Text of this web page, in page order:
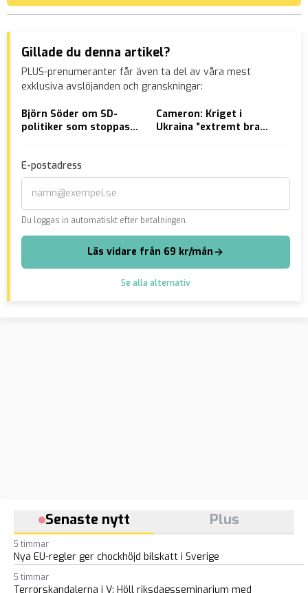
Gillade du denna artikel?
PLUS-prenumeranter får även ta del av våra mest
exklusiva avslöjanden och granskningar:
Björn Söder om SD-
politiker som stoppas
oacceptabelt”
Cameron: Kriget i
Ukraina ”extremt bra
E-postadress
Du loggas in automatiskt efter betalningen.
Läs vidare från 69 kr/mån
Se alla alternativ
Senaste nytt Plus
5 timmar
Nya EU-regler ger chockhöjd bilskatt i Sverige
5 timmar
Terrorskandalerna i V: Höll riksdagsseminarium med